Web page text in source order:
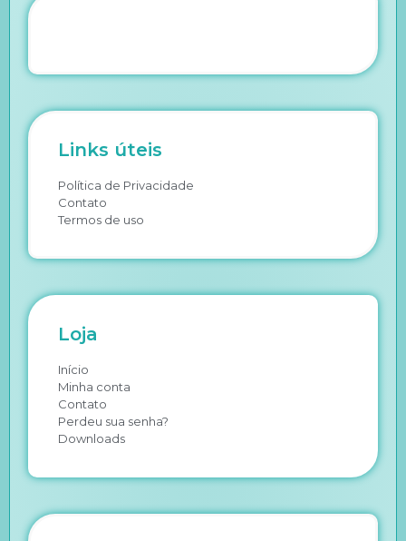
Links úteis
Política de Privacidade
Contato
Termos de uso
Loja
Início
Minha conta
Contato
Perdeu sua senha?
Downloads